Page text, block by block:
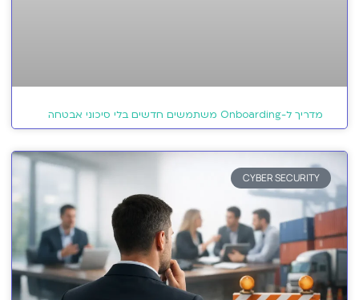
מדריך ל-Onboarding משתמשים חדשים בלי סיכוני אבטחה
CYBER SECURITY